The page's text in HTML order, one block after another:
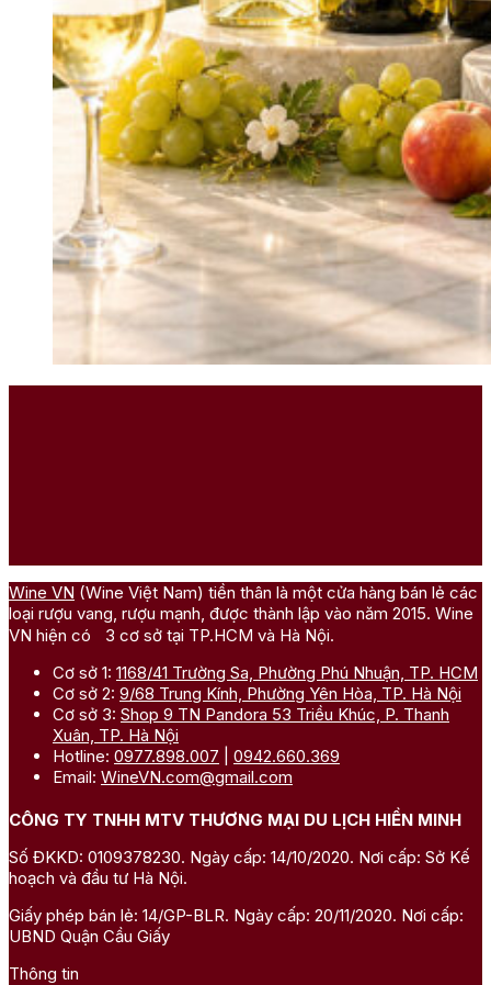
Wine VN (Wine Việt Nam) tiền thân là một cửa hàng bán lẻ các
loại rượu vang, rượu mạnh, được thành lập vào năm 2015. Wine
VN hiện có 3 cơ sở tại TP.HCM và Hà Nội.
Cơ sở 1: 1168/41 Trường Sa, Phường Phú Nhuận, TP. HCM
Cơ sở 2: 9/68 Trung Kính, Phường Yên Hòa, TP. Hà Nội
Cơ sở 3: Shop 9 TN Pandora 53 Triều Khúc, P. Thanh
Xuân, TP. Hà Nội
Hotline: 0977.898.007
0942.660.369
Email: WineVN.com@gmail.com
CÔNG TY TNHH MTV THƯƠNG MẠI DU LỊCH HIỀN MINH
Số ĐKKD: 0109378230. Ngày cấp: 14/10/2020. Nơi cấp: Sở Kế
hoạch và đầu tư Hà Nội.
Giấy phép bán lẻ: 14/GP-BLR. Ngày cấp: 20/11/2020. Nơi cấp:
UBND Quận Cầu Giấy
Thông tin